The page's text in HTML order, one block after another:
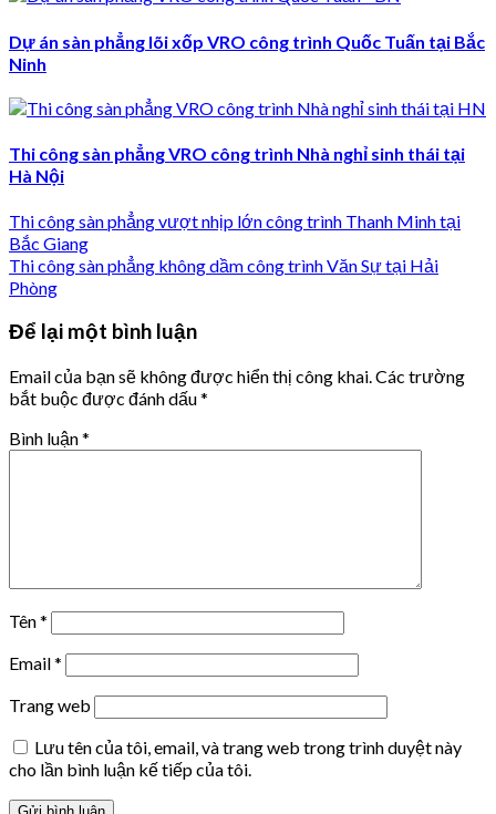
Dự án sàn phẳng lõi xốp VRO công trình Quốc Tuấn tại Bắc
Ninh
Thi công sàn phẳng VRO công trình Nhà nghỉ sinh thái tại
Hà Nội
Thi công sàn phẳng vượt nhịp lớn công trình Thanh Minh tại
Bắc Giang
Thi công sàn phẳng không dầm công trình Văn Sự tại Hải
Phòng
Để lại một bình luận
Email của bạn sẽ không được hiển thị công khai.Các trường
bắt buộc được đánh dấu*
Bình luận*
Tên*
Email*
Trang web
Lưu tên của tôi, email, và trang web trong trình duyệt này
cho lần bình luận kế tiếp của tôi.